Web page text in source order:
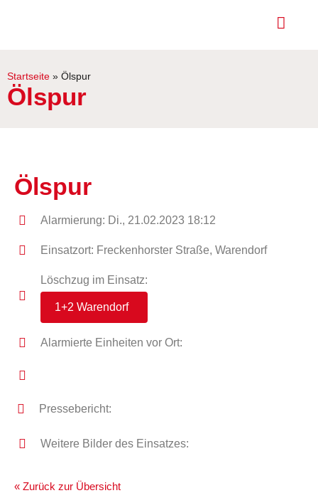
Startseite » Ölspur
Ölspur
Ölspur
Alarmierung: Di., 21.02.2023 18:12
Einsatzort: Freckenhorster Straße, Warendorf
Löschzug im Einsatz:
1+2 Warendorf
Alarmierte Einheiten vor Ort:
Pressebericht:
Weitere Bilder des Einsatzes:
« Zurück zur Übersicht